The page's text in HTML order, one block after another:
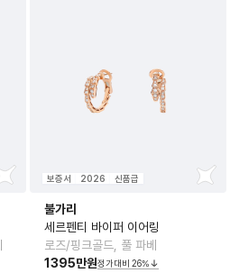
보증서 2026 신품급
불가리
세르펜티 바이퍼 이어링
로즈/핑크골드, 풀 파베
1395만원정가대비 26%